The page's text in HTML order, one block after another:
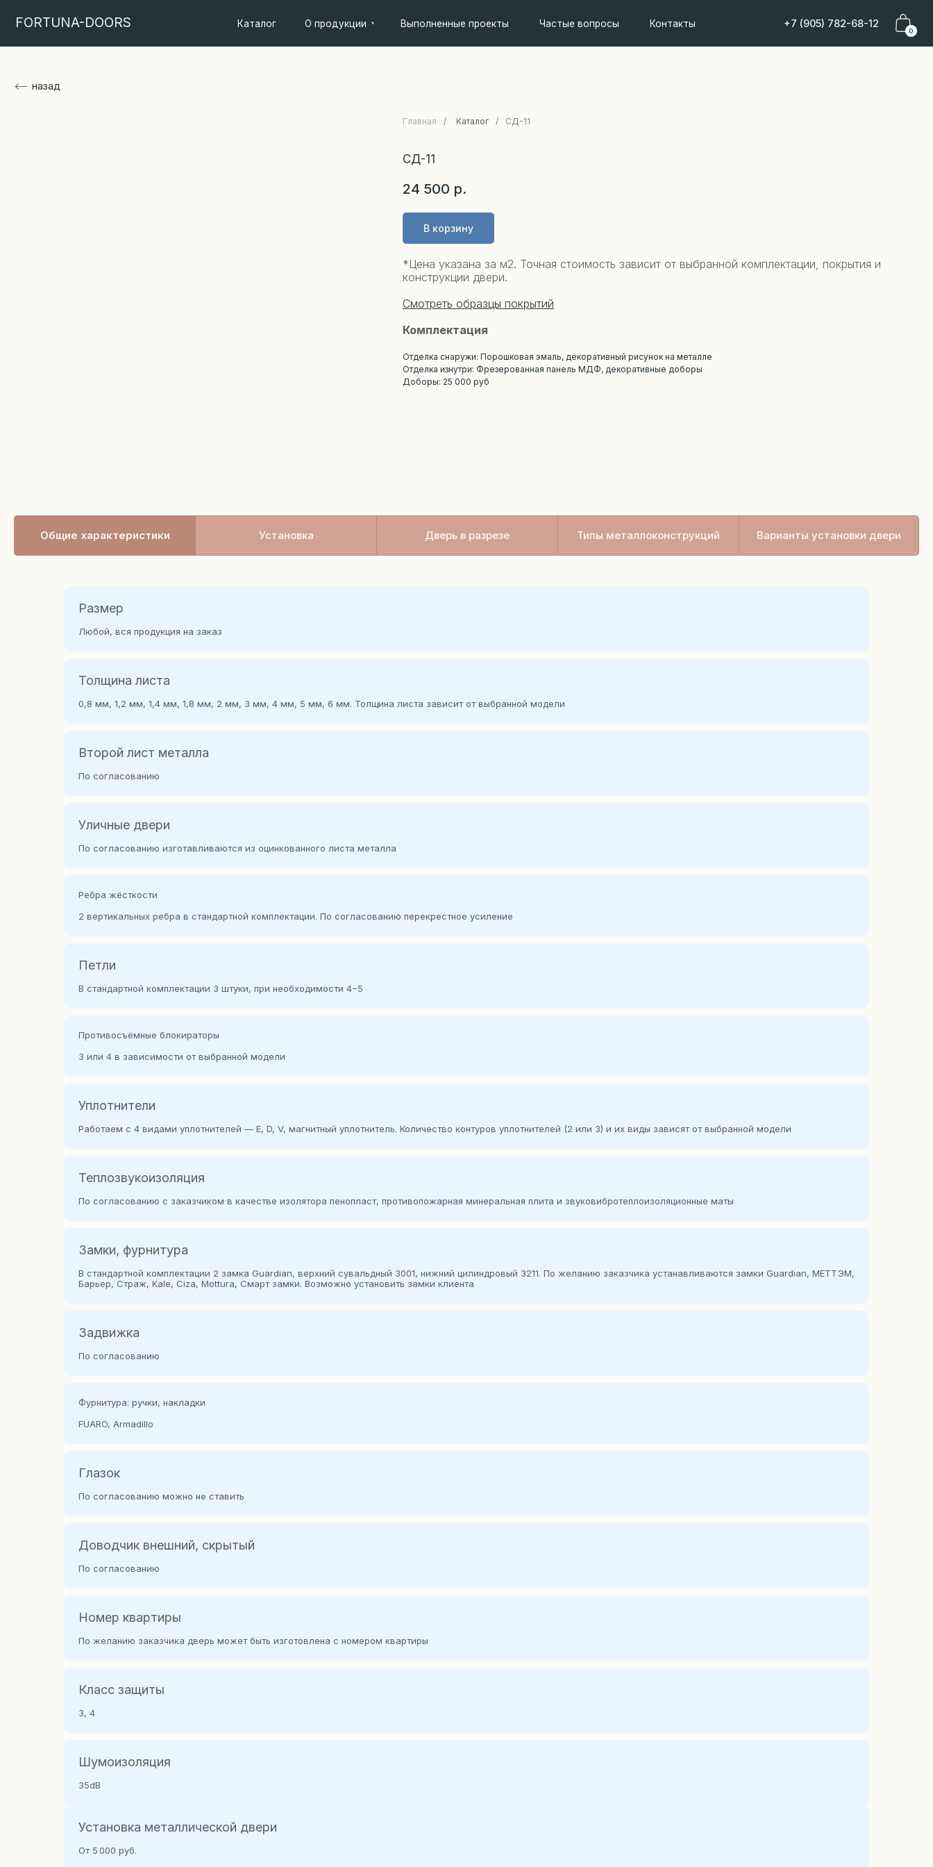
FORTUNA-DOORS Контакты
Частые вопросы
Выполненные проекты
О продукции
Каталог
0
Главная / Каталог / СД-11
СД-11
24 500 р.
В корзину
*Цена указана за м2. Точная стоимость зависит от выбранной комплектации, покрытия и
конструкции двери.
Смотреть образцы покрытий
Комплектация
Отделка снаружи: Порошковая эмаль, декоративный рисунок на металле
Отделка изнутри: Фрезерованная панель МДФ, декоративные доборы
Доборы: 25 000 руб
Общие характеристики Установка Дверь в разрезе Типы металлоконструкций Варианты установки двери
Размер
Любой, вся продукция на заказ
Толщина листа
0,8 мм, 1,2 мм, 1,4 мм, 1,8 мм, 2 мм, 3 мм, 4 мм, 5 мм, 6 мм. Толщина листа зависит от выбранной модели
Второй лист металла
По согласованию
Уличные двери
По согласованию изготавливаются из оцинкованного листа металла
Ребра жёсткости
2 вертикальных ребра в стандартной комплектации. По согласованию перекрестное усиление
Петли
В стандартной комплектации 3 штуки, при необходимости 4−5
Противосъёмные блокираторы
3 или 4 в зависимости от выбранной модели
Уплотнители
Работаем с 4 видами уплотнителей — E, D, V, магнитный уплотнитель. Количество контуров уплотнителей (2 или 3) и их виды зависят от выбранной модели
Теплозвукоизоляция
По согласованию с заказчиком в качестве изолятора пенопласт, противопожарная минеральная плита и звуковибротеплоизоляционные маты
Замки, фурнитура
В стандартной комплектации 2 замка Guardian, верхний сувальдный 3001, нижний цилиндровый 3211. По желанию заказчика устанавливаются замки Guardian, МЕТТЭМ,
Барьер, Страж, Kale, Сiza, Mottura, Смарт замки. Возможно установить замки клиента
Задвижка
По согласованию
Фурнитура: ручки, накладки
FUARO, Armadillo
Глазок
По согласованию можно не ставить
Доводчик внешний, скрытый
По согласованию
Номер квартиры
По желанию заказчика дверь может быть изготовлена с номером квартиры
Класс защиты
3, 4
Шумоизоляция
35dB
Установка металлической двери
От 5 000 руб.